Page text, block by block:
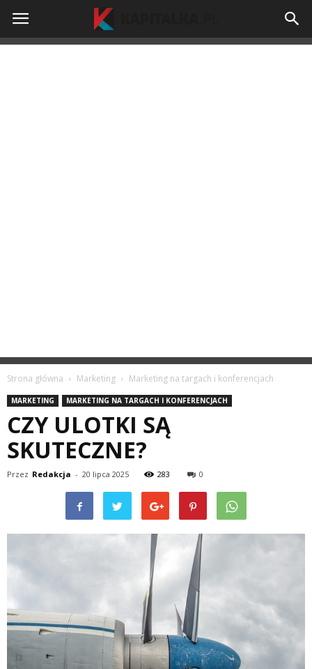
kapitalka.pl
Strona główna Marketing Marketing na targach i konferencjach
MARKETING MARKETING NA TARGACH I KONFERENCJACH
CZY ULOTKI SĄ
SKUTECZNE?
Przez Redakcja - 20 lipca 2025 283 0